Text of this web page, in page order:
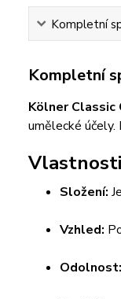
Kompletní
Kompletní
Kölner Classic
umělecké účely.
Složení:
Vzhled:
Odolnost: